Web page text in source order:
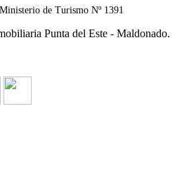
de Turismo Nº 1391
Punta del Este - Maldonado.